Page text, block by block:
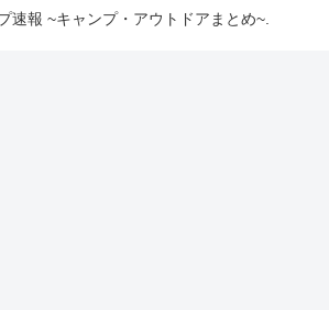
速報 ~キャンプ・アウトドアまとめ~.